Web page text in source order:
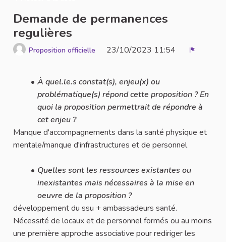
Demande de permanences
regulières
Proposition officielle 23/10/2023 11:54
À quel.le.s constat(s), enjeu(x) ou
problématique(s) répond cette proposition ? En
quoi la proposition permettrait de répondre à
cet enjeu ?
Manque d'accompagnements dans la santé physique et
mentale/manque d'infrastructures et de personnel
Quelles sont les ressources existantes ou
inexistantes mais nécessaires à la mise en
oeuvre de la proposition ?
développement du ssu + ambassadeurs santé.
Nécessité de locaux et de personnel formés ou au moins
une première approche associative pour rediriger les